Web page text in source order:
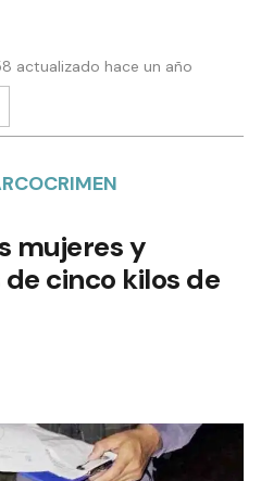
actualizado hace un año
mujeres y
cinco kilos de